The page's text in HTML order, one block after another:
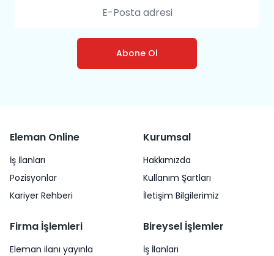
Abone Ol
Eleman Online
İş İlanları
Pozisyonlar
Kariyer Rehberi
Kurumsal
Hakkımızda
Kullanım Şartları
İletişim Bilgilerimiz
Firma İşlemleri
Eleman ilanı yayınla
Bireysel İşlemler
İş İlanları